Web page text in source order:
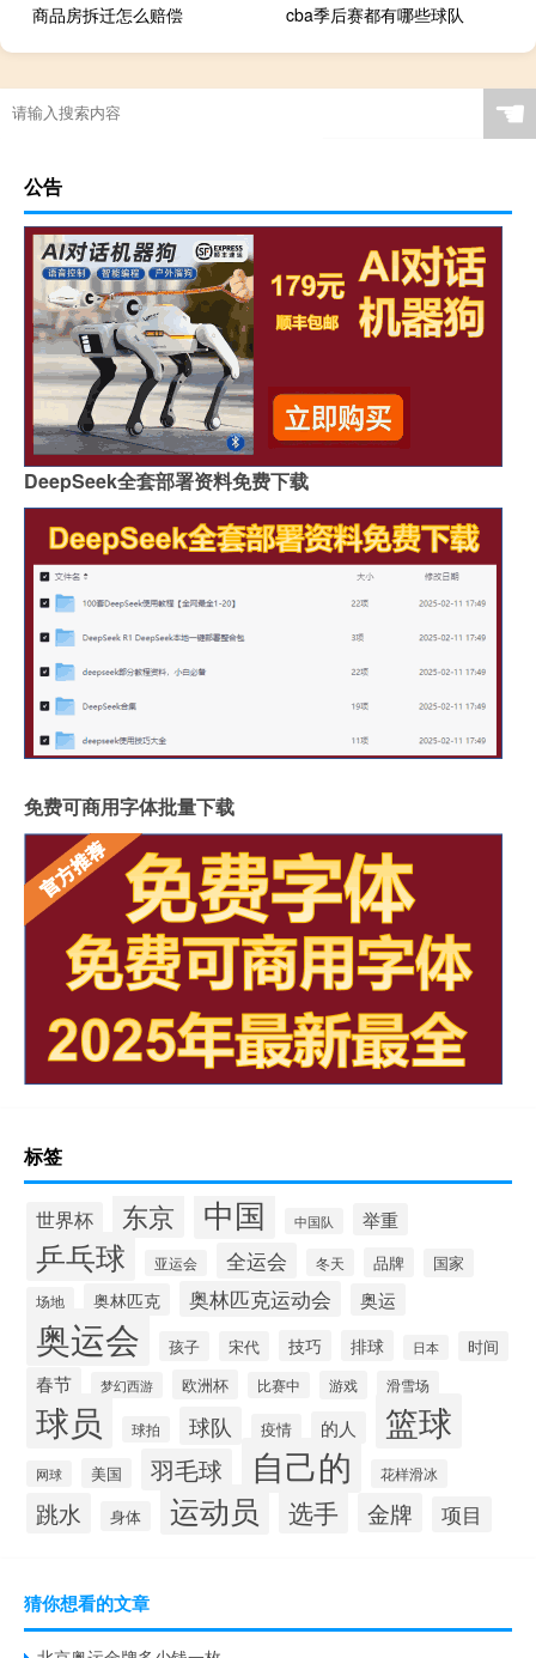
商品房拆迁怎么赔偿
cba季后赛都有哪些球队
☚
公告
DeepSeek全套部署资料免费下载
免费可商用字体批量下载
标签
世界杯 东京 中国 中国队 举重
乒乓球 亚运会 全运会 冬天 品牌 国家
场地 奥林匹克 奥林匹克运动会 奥运
奥运会 孩子 宋代 技巧 排球 日本 时间
春节 梦幻西游 欧洲杯 比赛中 游戏 滑雪场
球员 球拍 球队 疫情 的人 篮球
网球 美国 羽毛球 自己的 花样滑冰
跳水 身体 运动员 选手 金牌 项目
猜你想看的文章